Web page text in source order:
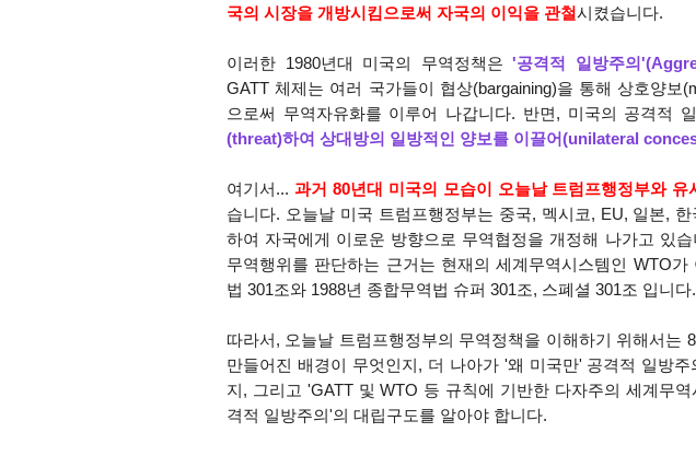
국의 시장을 개방시킴으로써 자국의 이익을 관철시켰습니다.
이러한 1980년대 미국의 무역정책은'공격적 일방주의
GATT 체제는 여러 국가들이 협상(bargaining)을 통해 상호양보
으로써 무역자유화를 이루어 나갑니다. 반면, 미국의 공격적
(threat)하여 상대방의 일방적인 양보를 이끌어(unilateral
여기서... 과거 80년대 미국의 모습이 오늘날 트럼프행정부와 유
습니다. 오늘날 미국 트럼프행정부는 중국, 멕시코, EU, 일본,
하여 자국에게 이로운 방향으로 무역협정을 개정해 나가고 있
무역행위를 판단하는 근거는 현재의 세계무역시스템인 WTO
법 301조와 1988년 종합무역법 슈퍼 301조, 스폐셜 301조 입니다.
따라서, 오늘날 트럼프행정부의 무역정책을 이해하기 위해서는
만들어진 배경이 무엇인지, 더 나아가 '왜 미국만' 공격적 일방
지, 그리고 'GATT 및 WTO 등 규칙에 기반한 다자주의 세계무
격적 일방주의'의 대립구도를 알아야 합니다.